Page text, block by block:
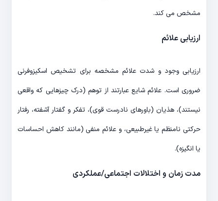
مشخص می کند.
ارزیابی علائم
ارزیابی وجود و شدت علائم مشخصه برای تشخیص اسکیزوفرنی
ضروری است. علائم شایع عبارتند از توهم (درک چیزهایی که واقعی
نیستند)، هذیان (باورهای نادرست قوی)، تفکر و گفتار آشفته، رفتار
حرکتی نامنظم یا غیرطبیعی، و علائم منفی (مانند کاهش احساسات
یا انگیزه).
مدت زمان و اختلالات اجتماعی/عملکردی